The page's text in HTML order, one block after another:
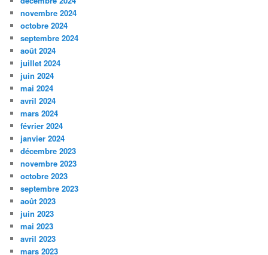
novembre 2024
octobre 2024
septembre 2024
août 2024
juillet 2024
juin 2024
mai 2024
avril 2024
mars 2024
février 2024
janvier 2024
décembre 2023
novembre 2023
octobre 2023
septembre 2023
août 2023
juin 2023
mai 2023
avril 2023
mars 2023